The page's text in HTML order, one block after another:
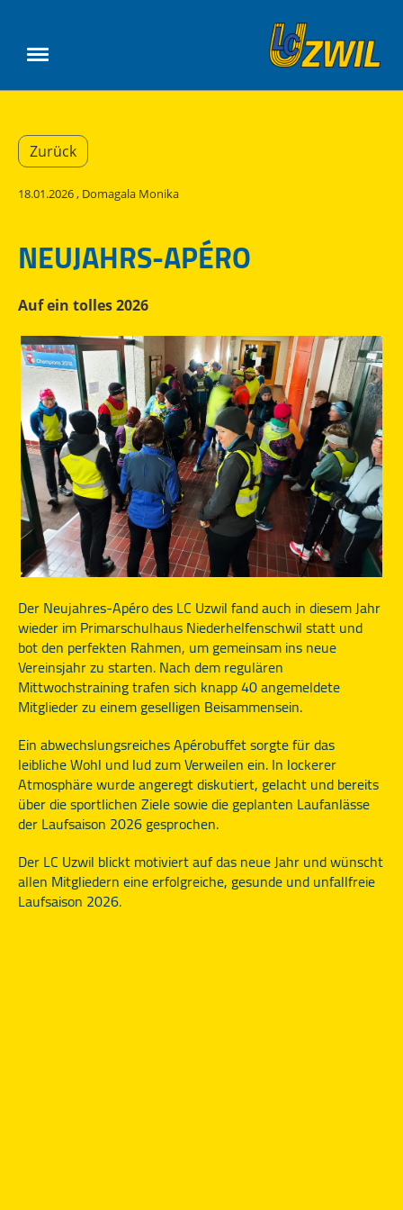
Zurück
18.01.2026, Domagala Monika
NEUJAHRS-APÉRO
Auf ein tolles 2026
Der Neujahres-Apéro des LC Uzwil fand auch in diesem Jahr
wieder im Primarschulhaus Niederhelfenschwil statt und
bot den perfekten Rahmen, um gemeinsam ins neue
Vereinsjahr zu starten. Nach dem regulären
Mittwochstraining trafen sich knapp 40 angemeldete
Mitglieder zu einem geselligen Beisammensein.
Ein abwechslungsreiches Apérobuffet sorgte für das
leibliche Wohl und lud zum Verweilen ein. In lockerer
Atmosphäre wurde angeregt diskutiert, gelacht und bereits
über die sportlichen Ziele sowie die geplanten Laufanlässe
der Laufsaison 2026 gesprochen.
Der LC Uzwil blickt motiviert auf das neue Jahr und wünscht
allen Mitgliedern eine erfolgreiche, gesunde und unfallfreie
Laufsaison 2026.